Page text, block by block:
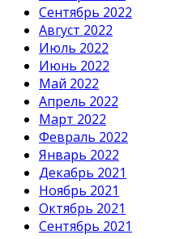
Сентябрь 2022
Август 2022
Июль 2022
Июнь 2022
Май 2022
Апрель 2022
Март 2022
Февраль 2022
Январь 2022
Декабрь 2021
Ноябрь 2021
Октябрь 2021
Сентябрь 2021